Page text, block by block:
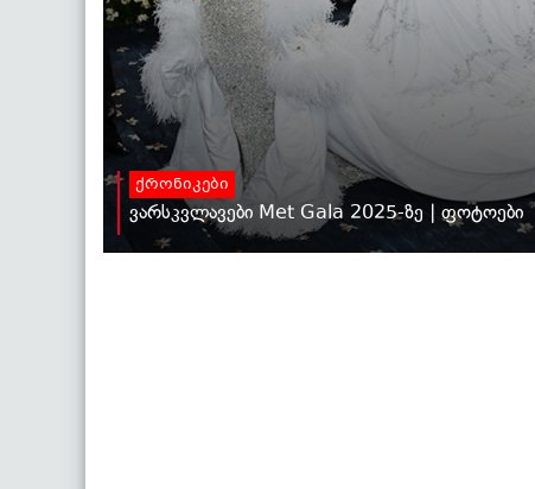
ქრონიკები
ვარსკვლავები Met Gala 2025-ზე | ფოტოები